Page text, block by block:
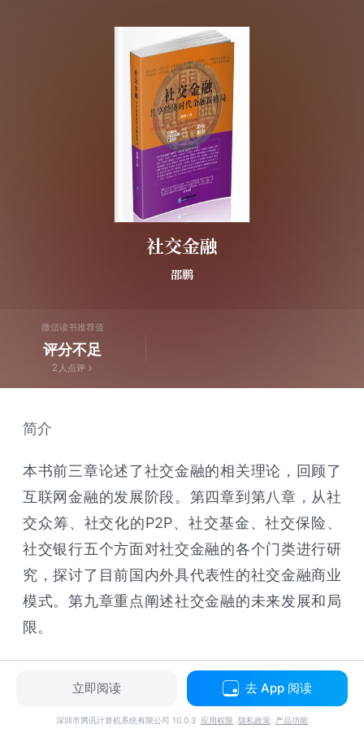
社交金融
邵鹏
微信读书推荐值
评分不足
2 人点评
简介
本书前三章论述了社交金融的相关理论，回顾了
互联网金融的发展阶段。第四章到第八章，从社
交众筹、社交化的P2P、社交基金、社交保险、
社交银行五个方面对社交金融的各个门类进行研
究，探讨了目前国内外具代表性的社交金融商业
模式。第九章重点阐述社交金融的未来发展和局
限。
立即阅读 去 App 阅读
深圳市腾讯计算机系统有限公司 10.0.3 应用权限 隐私政策 产品功能